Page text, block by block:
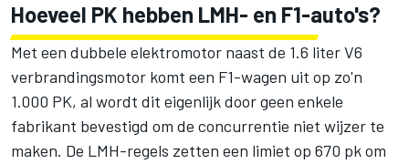
Hoeveel PK hebben LMH- en F1-auto's?
Met een dubbele elektromotor naast de 1.6 liter V6
verbrandingsmotor komt een F1-wagen uit op zo'n
1.000 PK, al wordt dit eigenlijk door geen enkele
fabrikant bevestigd om de concurrentie niet wijzer te
maken. De LMH-regels zetten een limiet op 670 pk om